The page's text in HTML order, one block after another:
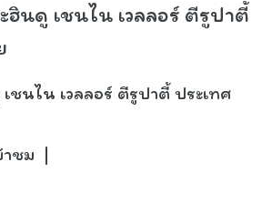
ฮินดู เชนไน เวลลอร์ ตีรูปาตี้
ชนไน เวลลอร์ ตีรูปาตี้ ประเทศ
ชม |